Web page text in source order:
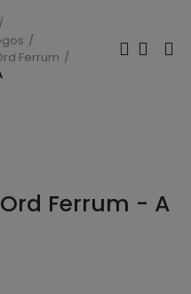
Ferrum
Ferrum - A